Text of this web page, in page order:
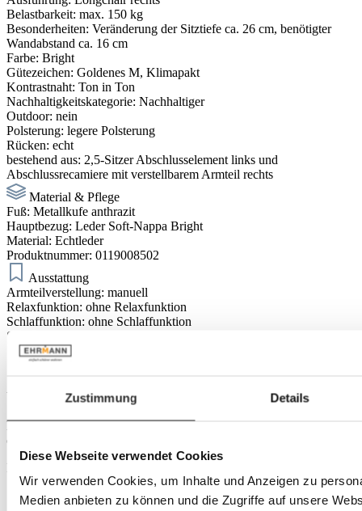
Zustimmung Details
Diese Webseite verwendet Cookies
Wir verwenden Cookies, um Inhalte und Anzeigen zu
Medien anbieten zu können und die Zugriffe auf unsere
Belastbarkeit: max. 150 kg
Besonderheiten: Veränderung der Sitztiefe ca. 26 cm, benötigter
Wandabstand ca. 16 cm
Farbe: Bright
Gütezeichen: Goldenes M, Klimapakt
Kontrastnaht: Ton in Ton
Nachhaltigkeitskategorie: Nachhaltiger
Outdoor: nein
Polsterung: legere Polsterung
Rücken: echt
bestehend aus: 2,5-Sitzer Abschlusselement links und
Abschlussrecamiere mit verstellbarem Armteil rechts
Material & Pflege
Fuß: Metallkufe anthrazit
Hauptbezug: Leder Soft-Nappa Bright
Material: Echtleder
Produktnummer: 0119008502
Ausstattung
Armteilverstellung: manuell
Relaxfunktion: ohne Relaxfunktion
Schlaffunktion: ohne Schlaffunktion
Sitztiefenverstellung:
Sitzvorzug: ohne Sitzvorzug
Stauraum: ohne Stauraum
Versand
Die Lieferung großer Möbelstücke erfolgt mit der DHL-Spedition
oder mit unserer eigenen Lieferflotte.
Ihre Vorteile:
Lieferung durch qualifizierte 2-Mann-Teams bis zum